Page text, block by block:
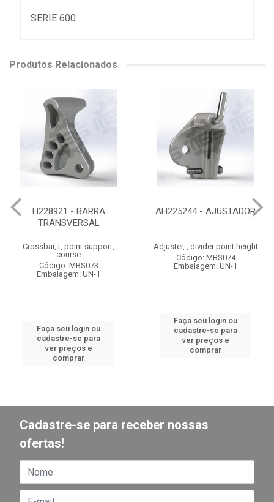
SERIE 600
Produtos Relacionados
H228921 - BARRA
TRANSVERSAL
Crossbar, t, point support,
course
Código: MBS073
Embalagem: UN-1
Faça seu login ou
cadastre-se para
ver preços e
comprar
AH225244 - AJUSTADOR
Adjuster, , divider point height
Código: MBS074
Embalagem: UN-1
Faça seu login ou
cadastre-se para
ver preços e
comprar
Cadastre-se para receber nossas
ofertas!